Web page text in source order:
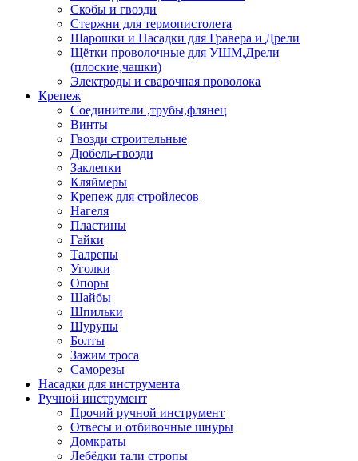
Скобы и гвозди
Стержни для термопистолета
Шарошки и Насадки для Гравера и Дрели
Щётки проволочные для УШМ,Дрели
(плоские,чашки)
Электроды и сварочная проволока
Крепеж
Соединители ,трубы,флянец
Винты
Гвозди строительные
Дюбель-гвозди
Заклепки
Кляймеры
Крепеж для стройлесов
Нагеля
Пластины
Гайки
Талрепы
Уголки
Опоры
Шайбы
Шпильки
Шурупы
Болты
Зажим троса
Саморезы
Насадки для инструмента
Ручной инструмент
Прочий ручной инструмент
Отвесы и отбивочные шнуры
Домкраты
Лебёдки тали стропы